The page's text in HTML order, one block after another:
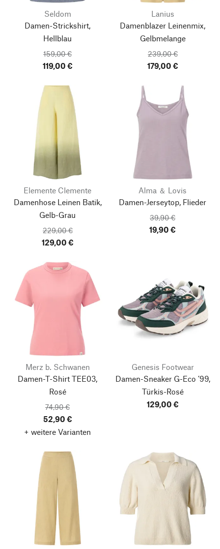
Seldom
Damen-Strickshirt,
Hellblau
159,00 €
119,00 €
Lanius
Damenblazer Leinenmix,
Gelbmelange
239,00 €
179,00 €
Elemente Clemente
Damenhose Leinen Batik,
Gelb-Grau
229,00 €
129,00 €
Alma ＆ Lovis
Damen-Jerseytop, Flieder
39,90 €
19,90 €
Merz b. Schwanen
Damen-T-Shirt TEE03,
Rosé
74,90 €
52,90 €
+ weitere Varianten
Genesis Footwear
Damen-Sneaker G-Eco ’99,
Türkis-Rosé
129,00 €